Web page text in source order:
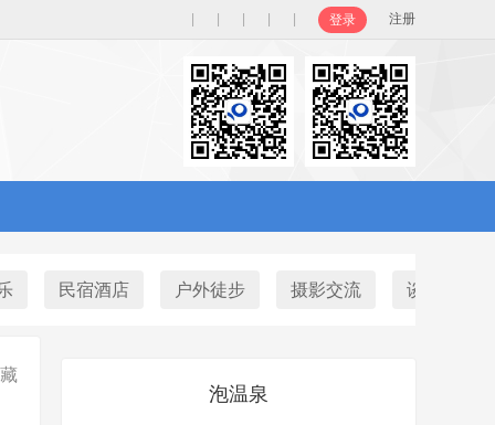
登录 注册
民宿酒店 户外徒步 摄影交流 谈天说地
泡温泉